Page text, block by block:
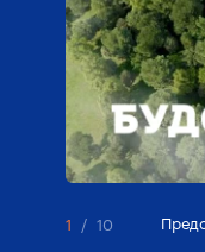
1 / 10